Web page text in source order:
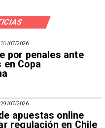
31/07/2026
por penales ante
en Copa
29/07/2026
apuestas online
regulación en Chile